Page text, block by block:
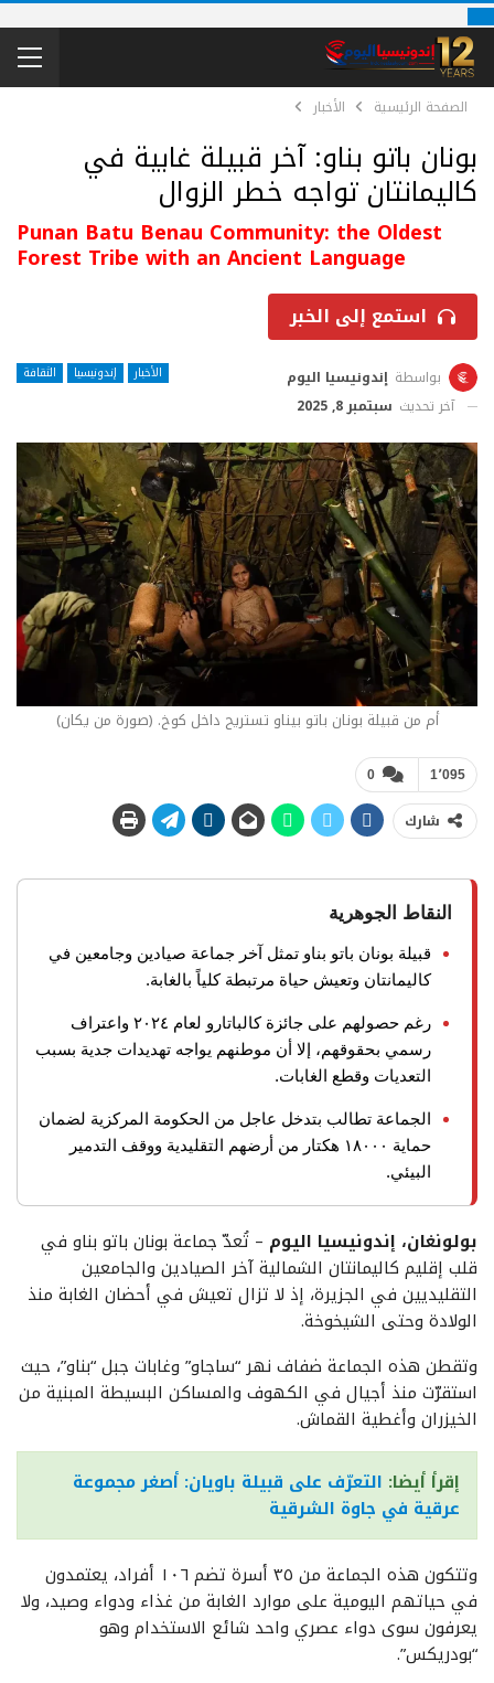
الصفحة الرئيسية الأخبار
بونان باتو بناو: آخر قبيلة غابية في
كاليمانتان تواجه خطر الزوال
Punan Batu Benau Community: the Oldest
Forest Tribe with an Ancient Language
استمع إلى الخبر
الأخبار إندونيسيا الثقافة بواسطة إندونيسيا اليوم
آخر تحديث سبتمبر 8, 2025
أم من قبيلة بونان باتو بيناو تستريح داخل كوخ. (صورة من يكان)
0 1٬095
شارك
النقاط الجوهرية
قبيلة بونان باتو بناو تمثل آخر جماعة صيادين وجامعين في
كاليمانتان وتعيش حياة مرتبطة كلياً بالغابة.
رغم حصولهم على جائزة كالباتارو لعام ٢٠٢٤ واعتراف
رسمي بحقوقهم، إلا أن موطنهم يواجه تهديدات جدية بسبب
التعديات وقطع الغابات.
الجماعة تطالب بتدخل عاجل من الحكومة المركزية لضمان
حماية ١٨٠٠٠ هكتار من أرضهم التقليدية ووقف التدمير
البيئي.
بولونغان، إندونيسيا اليوم – تُعدّ جماعة بونان باتو بناو في
قلب إقليم كاليمانتان الشمالية آخر الصيادين والجامعين
التقليديين في الجزيرة، إذ لا تزال تعيش في أحضان الغابة منذ
الولادة وحتى الشيخوخة.
وتقطن هذه الجماعة ضفاف نهر “ساجاو” وغابات جبل “بناو”، حيث
استقرّت منذ أجيال في الكهوف والمساكن البسيطة المبنية من
الخيزران وأغطية القماش.
إقرأ أيضا: التعرّف على قبيلة باويان: أصغر مجموعة
عرقية في جاوة الشرقية
وتتكون هذه الجماعة من ‎٣٥‎ أسرة تضم ‎١٠٦‎ أفراد، يعتمدون
في حياتهم اليومية على موارد الغابة من غذاء ودواء وصيد، ولا
يعرفون سوى دواء عصري واحد شائع الاستخدام وهو
“بودريكس”.